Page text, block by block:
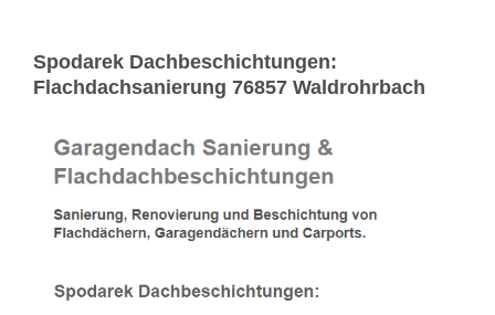
Spodarek Dachbeschichtungen:
Flachdachsanierung 76857 Waldrohrbach